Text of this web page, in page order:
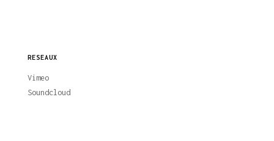
RESEAUX
Vimeo
Soundcloud